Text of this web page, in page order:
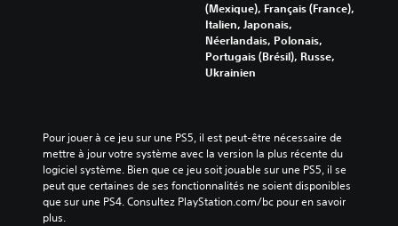
(Mexique), Français (France),
Italien, Japonais,
Néerlandais, Polonais,
Portugais (Brésil), Russe,
Ukrainien
Pour jouer à ce jeu sur une PS5, il est peut-être nécessaire de
mettre à jour votre système avec la version la plus récente du
logiciel système. Bien que ce jeu soit jouable sur une PS5, il se
peut que certaines de ses fonctionnalités ne soient disponibles
que sur une PS4. Consultez PlayStation.com/bc pour en savoir
plus.